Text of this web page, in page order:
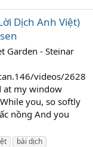
Dịch Anh Việt)
Garden - Steinar
videos/2628
at my window
you, so softly
nồng And you
bài dịch